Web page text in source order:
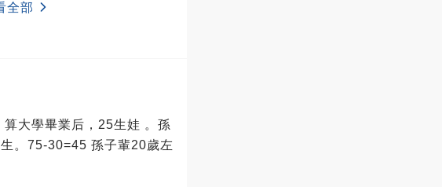
全部
大學畢業后，25生娃 。孫
。75-30=45 孫子輩20歲左